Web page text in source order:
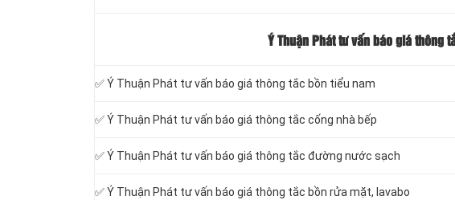
Ý Thuận Phát tư vấn báo giá thông
✅ Ý Thuận Phát tư vấn báo giá thông tắc bồn tiểu nam
✅ Ý Thuận Phát tư vấn báo giá thông tắc cống nhà bếp
✅ Ý Thuận Phát tư vấn báo giá thông tắc đường nước sạch
✅ Ý Thuận Phát tư vấn báo giá thông tắc bồn rửa mặt, lavabo